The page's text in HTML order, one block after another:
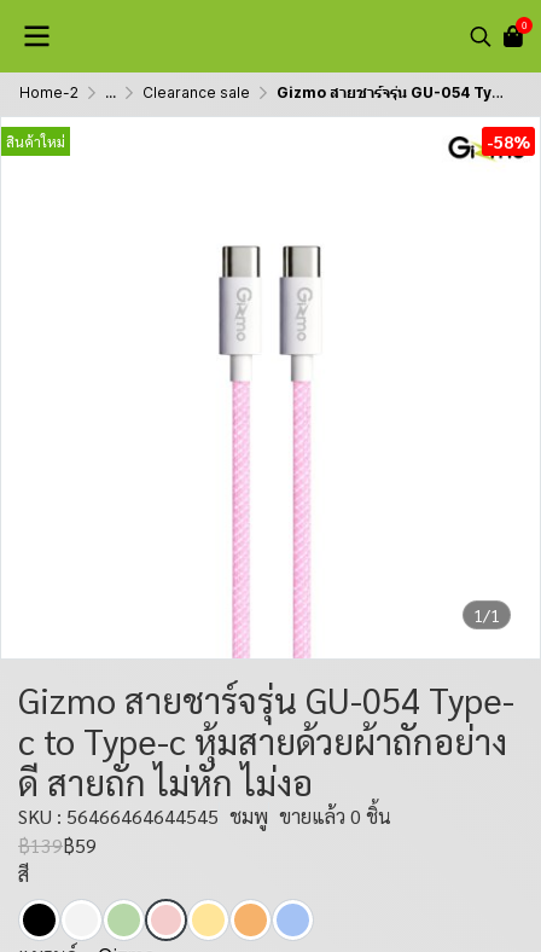
0
Home-2 ... Clearance sale Gizmo สายชาร์จรุ่น GU-054 Type-c to Type-c หุ้มสายด้วยผ้าถักอย่างดี สายถัก ไม่หัก ไม่งอ
1/1
สินค้าใหม่ -58%
Gizmo สายชาร์จรุ่น GU-054 Type-
c to Type-c หุ้มสายด้วยผ้าถักอย่าง
ดี สายถัก ไม่หัก ไม่งอ
SKU : 56466464644545 ชมพู ขายแล้ว 0 ชิ้น
฿139฿59
สี